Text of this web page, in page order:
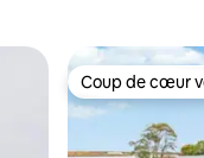
Coup de cœur
Coup de cœur